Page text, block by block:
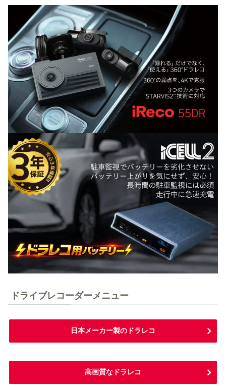
ドライブレコーダーメニュー
日本メーカー製のドラレコ
高画質なドラレコ